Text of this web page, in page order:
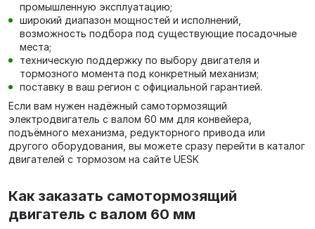
промышленную эксплуатацию;
широкий диапазон мощностей и исполнений,
возможность подбора под существующие посадочные
места;
техническую поддержку по выбору двигателя и
тормозного момента под конкретный механизм;
поставку в ваш регион с официальной гарантией.
Если вам нужен надёжный самотормозящий
электродвигатель с валом 60 мм для конвейера,
подъёмного механизма, редукторного привода или
другого оборудования, вы можете сразу перейти в каталог
двигателей с тормозом на сайте UESK
Как заказать самотормозящий
двигатель с валом 60 мм